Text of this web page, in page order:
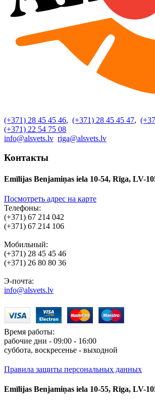
(+371) 28 45 45 46, (+371) 28 45 45 47,
(+371) 22 54 75 08
info@alsvets.lv riga@alsvets.lv
Контакты
Emīlijas Benjamiņas iela 10-54, Rīga, LV-
Посмотреть адрес на карте
Телефоны:
(+371) 67 214 042
(+371) 67 214 106
Мобильный:
(+371) 28 45 45 46
(+371) 26 80 80 36
Э-почта:
info@alsvets.lv
Время работы:
рабочие дни - 09:00 - 16:00
суббота, воскресенье - выходной
Правила защиты персональных данных
Emīlijas Benjamiņas iela 10-55, Rīga, LV-